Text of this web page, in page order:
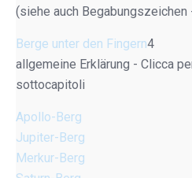
(siehe auch Begabungszeichen
Berge unter den Fingern4
allgemeine Erklärung - Clicca
sottocapitoli
Apollo-Berg
Jupiter-Berg
Merkur-Berg